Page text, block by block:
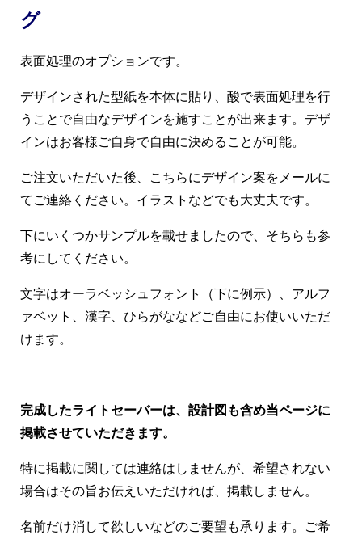
グ
表面処理のオプションです。
デザインされた型紙を本体に貼り、酸で表面処理を行
うことで自由なデザインを施すことが出来ます。デザ
インはお客様ご自身で自由に決めることが可能。
ご注文いただいた後、こちらにデザイン案をメールに
てご連絡ください。イラストなどでも大丈夫です。
下にいくつかサンプルを載せましたので、そちらも参
考にしてください。
文字はオーラベッシュフォント（下に例示）、アルフ
ァベット、漢字、ひらがななどご自由にお使いいただ
けます。
完成したライトセーバーは、設計図も含め当ページに
掲載させていただきます。
特に掲載に関しては連絡はしませんが、希望されない
場合はその旨お伝えいただければ、掲載しません。
名前だけ消して欲しいなどのご要望も承ります。ご希